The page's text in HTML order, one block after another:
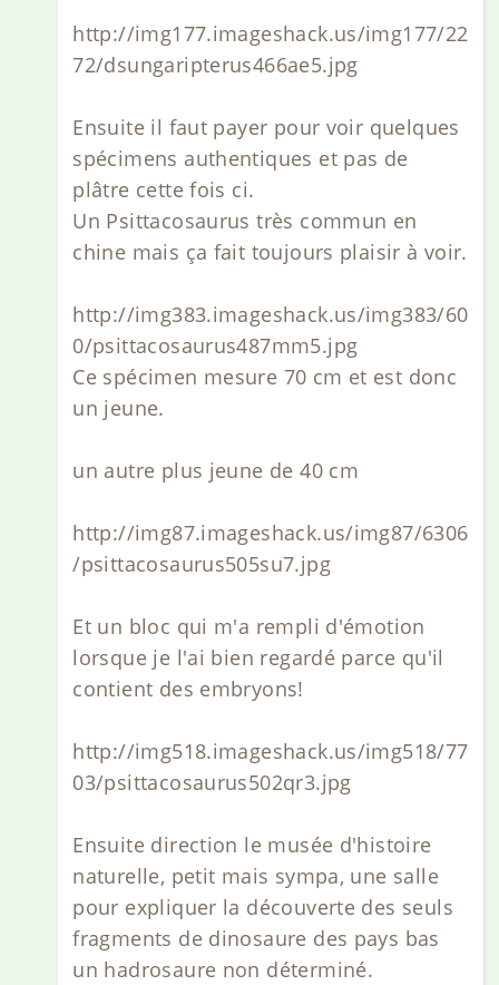
http://img177.imageshack.us/img177/22
72/dsungaripterus466ae5.jpg
Ensuite il faut payer pour voir quelques
spécimens authentiques et pas de
plâtre cette fois ci.
Un Psittacosaurus très commun en
chine mais ça fait toujours plaisir à voir.
http://img383.imageshack.us/img383/60
0/psittacosaurus487mm5.jpg
Ce spécimen mesure 70 cm et est donc
un jeune.
un autre plus jeune de 40 cm
http://img87.imageshack.us/img87/6306
/psittacosaurus505su7.jpg
Et un bloc qui m'a rempli d'émotion
lorsque je l'ai bien regardé parce qu'il
contient des embryons!
http://img518.imageshack.us/img518/77
03/psittacosaurus502qr3.jpg
Ensuite direction le musée d'histoire
naturelle, petit mais sympa, une salle
pour expliquer la découverte des seuls
fragments de dinosaure des pays bas
un hadrosaure non déterminé.